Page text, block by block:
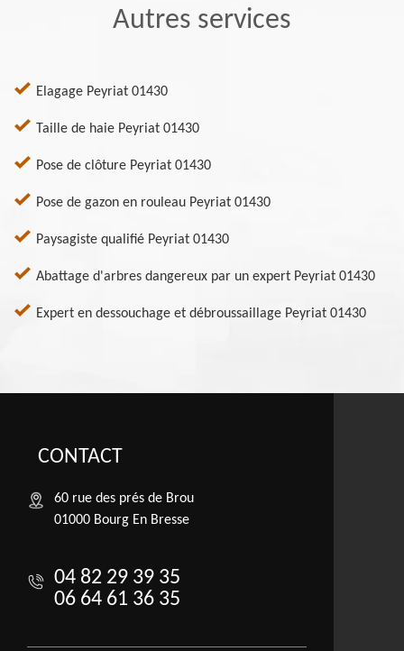
Autres services
Elagage Peyriat 01430
Taille de haie Peyriat 01430
Pose de clôture Peyriat 01430
Pose de gazon en rouleau Peyriat 01430
Paysagiste qualifié Peyriat 01430
Abattage d'arbres dangereux par un expert Peyriat 01430
Expert en dessouchage et débroussaillage Peyriat 01430
CONTACT
60 rue des prés de Brou
01000 Bourg En Bresse
04 82 29 39 35
06 64 61 36 35